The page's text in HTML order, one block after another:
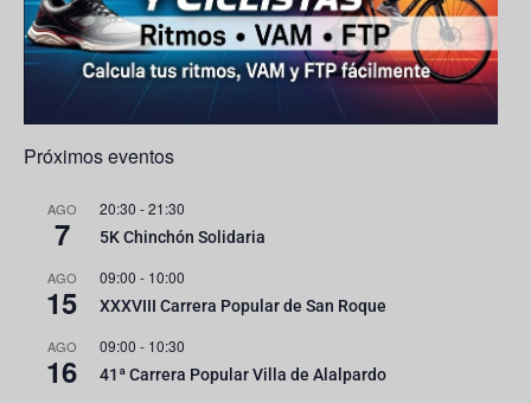
e
l
Próximos eventos
AGO
7
20:30 -21:30
5K Chinchón Solidaria
AGO
15
09:00 - 10:00
XXXVIII Carrera Popular de San Roque
AGO
16
09:00 - 10:30
41ª Carrera Popular Villa de Alalpardo